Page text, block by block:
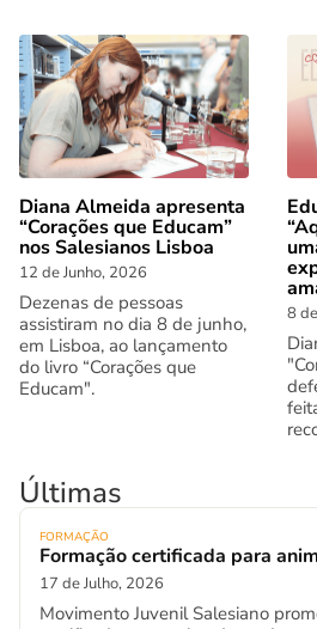
Diana Almeida apresenta
“Corações que Educam”
nos Salesianos Lisboa
12 de Junho, 2026
Dezenas de pessoas
assistiram no dia 8 de junho,
em Lisboa, ao lançamento
do livro “Corações que
Educam".
8
Últimas
FORMAÇÃO
Formação certificada para
17 de Julho, 2026
Movimento Juvenil Salesiano